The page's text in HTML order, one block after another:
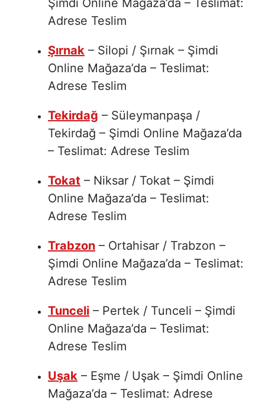
Adrese Teslim
Şırnak – Silopi / Şırnak – Şimdi
Online Mağaza’da – Teslimat:
Adrese Teslim
Tekirdağ – Süleymanpaşa /
Tekirdağ – Şimdi Online Mağaza’da
– Teslimat: Adrese Teslim
Tokat – Niksar / Tokat – Şimdi
Online Mağaza’da – Teslimat:
Adrese Teslim
Trabzon – Ortahisar / Trabzon –
Şimdi Online Mağaza’da – Teslimat:
Adrese Teslim
Tunceli – Pertek / Tunceli – Şimdi
Online Mağaza’da – Teslimat:
Adrese Teslim
Uşak – Eşme / Uşak – Şimdi Online
Mağaza’da – Teslimat: Adrese